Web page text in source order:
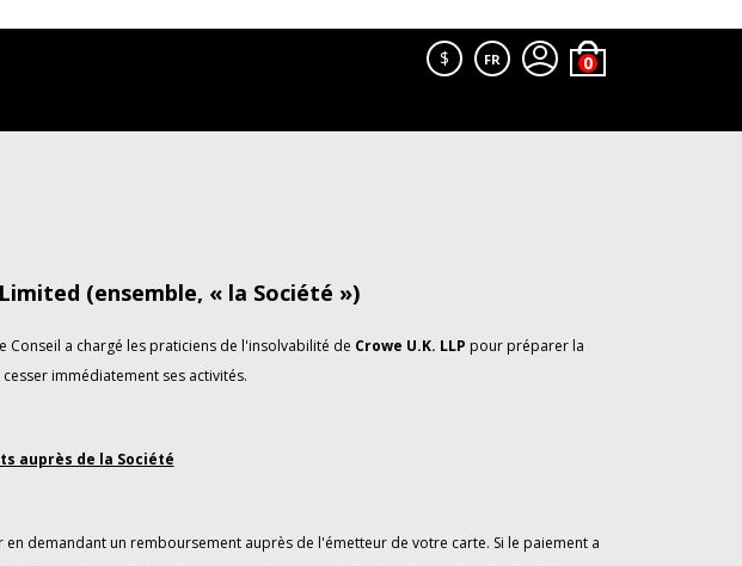
$ FR
(ensemble, « la Société »)
a chargé les praticiens de l'insolvabilité de Crowe U.K. LLP pour préparer la
immédiatement ses activités.
auprès de la Société
demandant un remboursement auprès de l'émetteur de votre carte. Si le paiement a